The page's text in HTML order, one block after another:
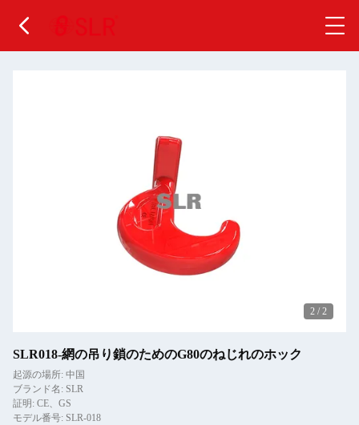
2 / 2
SLR018-網の吊り鎖のためのG80のねじれのホック
起源の場所: 中国
ブランド名: SLR
証明: CE、GS
モデル番号: SLR-018